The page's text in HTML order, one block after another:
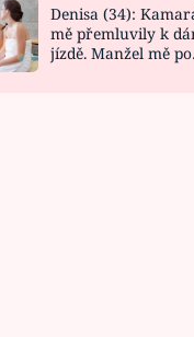
Denisa (34):
mě přemluvily k
jízdě. Manžel mě po